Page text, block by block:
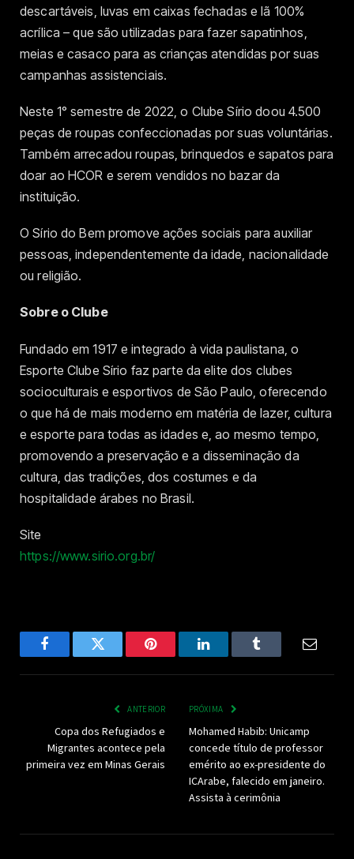
descartáveis, luvas em caixas fechadas e lã 100%
acrílica – que são utilizadas para fazer sapatinhos,
meias e casaco para as crianças atendidas por suas
campanhas assistenciais.
Neste 1° semestre de 2022, o Clube Sírio doou 4.500
peças de roupas confeccionadas por suas voluntárias.
Também arrecadou roupas, brinquedos e sapatos para
doar ao HCOR e serem vendidos no bazar da
instituição.
O Sírio do Bem promove ações sociais para auxiliar
pessoas, independentemente da idade, nacionalidade
ou religião.
Sobre o Clube
Fundado em 1917 e integrado à vida paulistana, o
Esporte Clube Sírio faz parte da elite dos clubes
socioculturais e esportivos de São Paulo, oferecendo
o que há de mais moderno em matéria de lazer, cultura
e esporte para todas as idades e, ao mesmo tempo,
promovendo a preservação e a disseminação da
cultura, das tradições, dos costumes e da
hospitalidade árabes no Brasil.
Site
https://www.sirio.org.br/
FacebookTwitter Pinterest LinkedInTumblr
ANTERIOR
Copa dos Refugiados e
Migrantes acontece pela
primeira vez em Minas Gerais
PRÓXIMA
Mohamed Habib: Unicamp
concede título de professor
emérito ao ex-presidente do
ICArabe, falecido em janeiro.
Assista à cerimônia